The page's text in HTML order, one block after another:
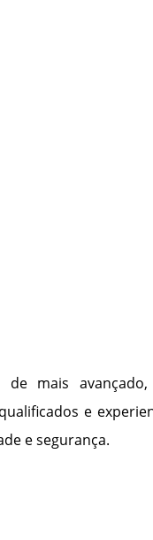
mais avançado,
e
e segurança.